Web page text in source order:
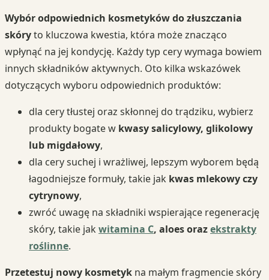
Wybór odpowiednich kosmetyków do złuszczania
skóryto kluczowa kwestia, która może znacząco
wpłynąć na jej kondycję. Każdy typ cery wymaga bowiem
innych składników aktywnych. Oto kilka wskazówek
dotyczących wyboru odpowiednich produktów:
dla cery tłustej oraz skłonnej do trądziku, wybierz
produkty bogate w kwasy salicylowy, glikolowy
lub migdałowy,
dla cery suchej i wrażliwej, lepszym wyborem będą
łagodniejsze formuły, takie jak kwas mlekowy czy
cytrynowy,
zwróć uwagę na składniki wspierające regenerację
skóry, takie jak witamina C, aloes orazekstrakty
roślinne.
Przetestuj nowy kosmetyk na małym fragmencie skóry